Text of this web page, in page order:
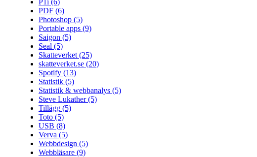
P1i (6)
PDF (6)
Photoshop (5)
Portable apps (9)
Saigon (5)
Seal (5)
Skatteverket (25)
skatteverket.se (20)
Spotify (13)
Statistik (5)
Statistik & webbanalys (5)
Steve Lukather(5)
Tillägg (5)
Toto (5)
USB (8)
Verva (5)
Webbdesign (5)
Webbläsare (9)